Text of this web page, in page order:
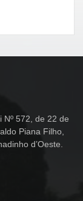
572, de 22 de
Piana Filho,
d’Oeste.